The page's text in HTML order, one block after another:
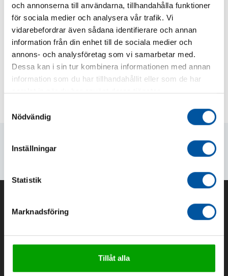
och annonserna till användarna, tillhandahålla funktioner
för sociala medier och analysera vår trafik. Vi
vidarebefordrar även sådana identifierare och annan
information från din enhet till de sociala medier och
annons- och analysföretag som vi samarbetar med.
Dessa kan i sin tur kombinera informationen med annan
information som du har tillhandahållit eller som de har
samlat in när du har använt deras tjänster.
Nödvändig
Inställningar
Statistik
Marknadsföring
Tillåt alla
Dreno box